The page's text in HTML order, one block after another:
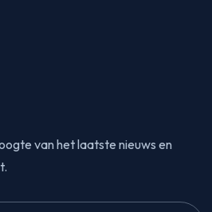
van het laatste nieuws en